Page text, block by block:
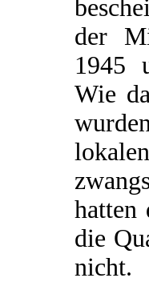
der
1945
Wie
hatten
die
nicht.